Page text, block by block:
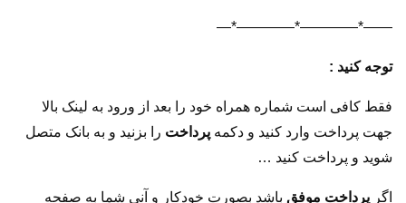
——*————*————*—
توجه کنید :
فقط کافی است شماره همراه خود را بعد از ورود به لینک بالا
جهت پرداخت وارد کنید و دکمه پرداخت را بزنید و به بانک متصل
شوید و پرداخت کنید …
اگر پرداخت موفق باشد بصورت خودکار و آنی شما به صفحه